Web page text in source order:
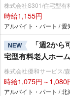
株式会社S301/住宅型有
時給1,155円
アルバイト・パート / 愛
NEW
「週2か
宅型有料老人ホー
株式会社優和サービス/
時給1,075円～1,080
アルバイト・パート / 北